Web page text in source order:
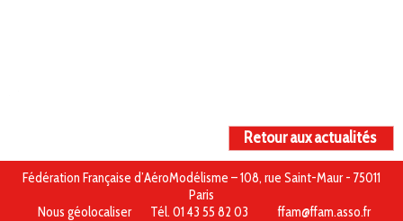
Retour aux actualités
Fédération Française d’AéroModélisme – 108, rue Saint-Maur - 75011
Paris
Nous géolocaliser
Tél. 01 43 55 82 03 ffam@ffam.asso.fr